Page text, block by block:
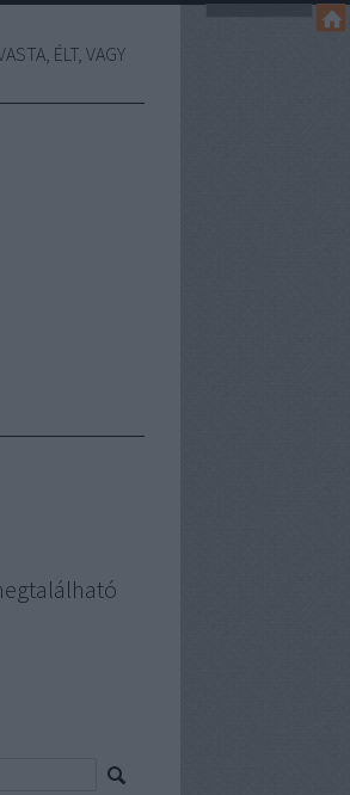
ÉLT, VAGY